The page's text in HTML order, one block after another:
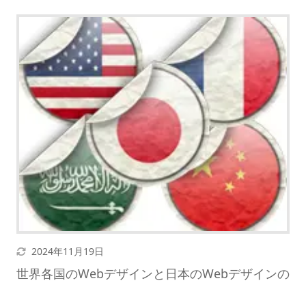
更新日
2024年11月19日
世界各国のWebデザインと日本のWebデザインの